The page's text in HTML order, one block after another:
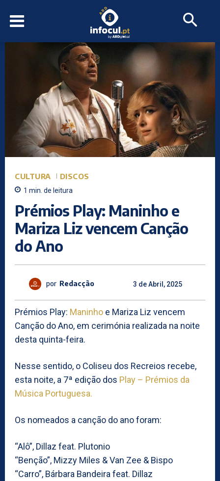
CULTURA DISCOS
1 min. de leitura
Prémios Play: Maninho e
Mariza Liz vencem Canção
do Ano
por Redacção 3 de Abril, 2025
Prémios Play: Maninho e Mariza Liz vencem
Canção do Ano, em cerimónia realizada na noite
desta quinta-feira.
Nesse sentido, o Coliseu dos Recreios recebe,
esta noite, a 7ª edição dos Play – Prémios da
Música Portuguesa.
Os nomeados a canção do ano foram:
“Alô”, Dillaz feat. Plutonio
“Benção”, Mizzy Miles & Van Zee & Bispo
“Carro”, Bárbara Bandeira feat. Dillaz